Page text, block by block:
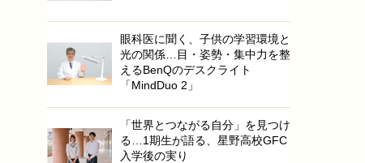
眼科医に聞く、子供の学習環境と
光の関係…目・姿勢・集中力を整
えるBenQのデスクライト
「MindDuo 2」
「世界とつながる自分」を見つけ
る…1期生が語る、星野高校GFC
入学後の実り